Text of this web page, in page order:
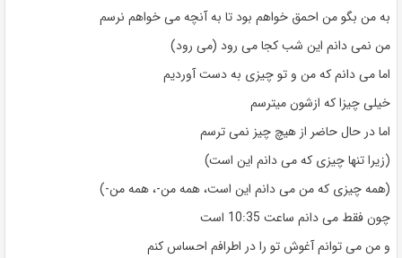
به من بگو من احمق خواهم بود تا به آنچه می خواهم نرسم
من نمی دانم این شب کجا می رود (می رود)
اما می دانم که من و تو چیزی به دست آوردیم
خیلی چیزا که ازشون میترسم
اما در حال حاضر از هیچ چیز نمی ترسم
(زیرا تنها چیزی که می دانم این است)
(همه چیزی که من می دانم این است، همه من-، همه من-)
چون فقط می دانم ساعت 10:35 است
و من می توانم آغوش تو را در اطرافم احساس کنم